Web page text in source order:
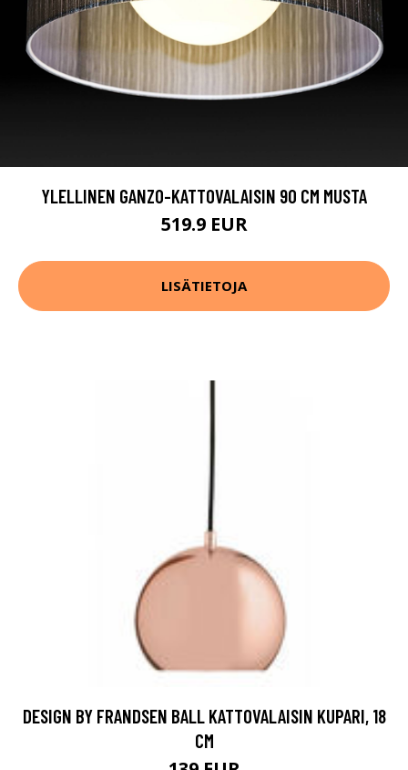
YLELLINEN GANZO-KATTOVALAISIN 90 CM MUSTA
519.9 EUR
LISÄTIETOJA
DESIGN BY FRANDSEN BALL KATTOVALAISIN KUPARI, 18
CM